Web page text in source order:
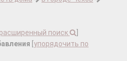
расширенный поиск
упорядочить по